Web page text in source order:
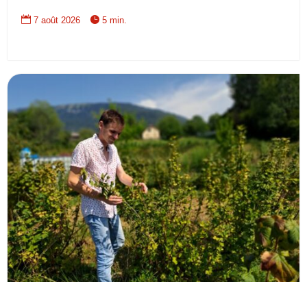
 7 août 2026  5 min.